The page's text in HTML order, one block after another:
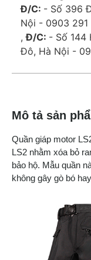
Đ/C: - Số 396
Nội - 0903 291
,Đ/C: - Số 144
Đô, Hà Nội -
Mô tả sản
Quần giáp motor
LS2 nhằm xóa bỏ
bảo hộ. Mẫu quần
không gây gò bó